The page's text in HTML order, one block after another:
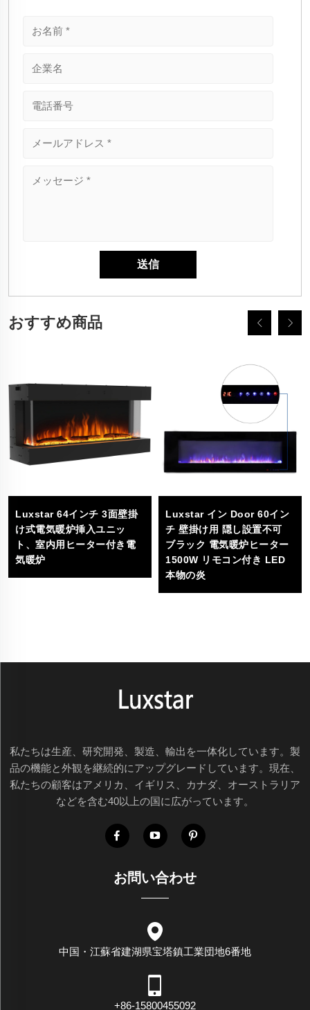
おすすめ商品
Luxstar 64インチ 3面壁掛
け式電気暖炉挿入ユニッ
ト、室内用ヒーター付き電
気暖炉
Luxstar イン Door 60イン
チ 壁掛け用 隠し設置不可
ブラック 電気暖炉ヒーター
1500W リモコン付き LED
本物の炎
私たちは生産、研究開発、製造、輸出を一体化しています。製
品の機能と外観を継続的にアップグレードしています。現在、
私たちの顧客はアメリカ、イギリス、カナダ、オーストラリア
などを含む40以上の国に広がっています。
お問い合わせ
中国・江蘇省建湖県宝塔鎮工業団地6番地
+86-15800455092